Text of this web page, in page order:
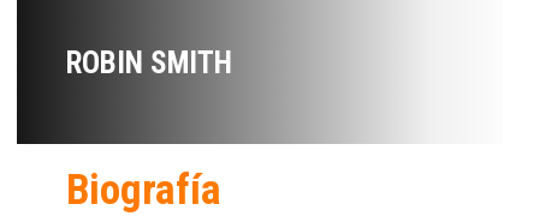
ROBIN SMITH
Biografía